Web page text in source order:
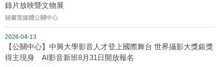
錄片放映暨文物展
秘書室媒體公關中心
2026-04-13
【公關中心】中興大學影音人才登上國際舞台 世界攝影大獎銀獎
得主現身 AI影音新班8月31日開放報名